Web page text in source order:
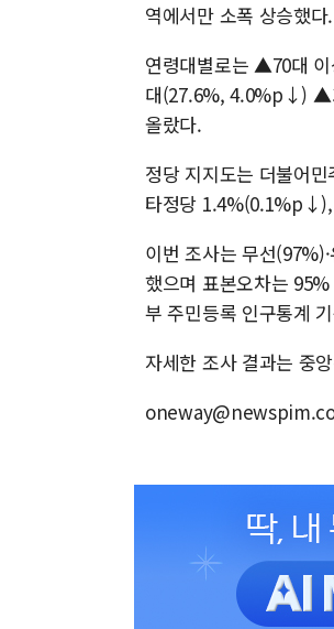
역에서만 소폭 상승했다.
연령대별로는 ▲70대
대(27.6%, 4.0%p↓)
올랐다.
정당 지지도는 더불어
타정당
이번 조사는 무선
했으며 표본오차는
부 주민등록 인구통계
자세한 조사 결과는 중